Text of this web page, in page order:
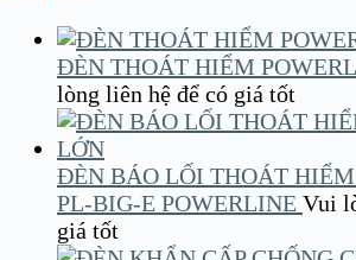
ĐÈN THOÁT HIỂM
lòng liên hệ để có giá tốt
ĐÈN BÁO LỐI THOÁT
PL-BIG-E POWERLINE Vui
giá tốt